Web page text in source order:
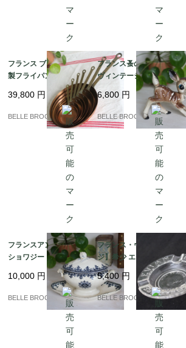
フランス ブロカント 銅
製フライパン 7点セッ
ト 蚤の市 銅鍋 コッパ
ーパン｜フランス発送
（到着まで2-3週間）
39,800 円
BELLE BROCANTE
フランス蚤の市 50-60s
ヴィンテージ 小鹿のフ
ィギュリン バンビ 置物
レトロ｜フランス発送
（到着まで2-3週間）
6,800 円
BELLE BROCANTE
フランスアンティーク
ショワジー・ル・ロワ
"GAGNY" ソースポッ
ト / ソーシエール 蓋付
｜フランス発送（到着
10,000 円
BELLE BROCANTE
フランス・ヴィンテー
ジ】希少 エビアン(evia
n) CACHAT ガラス灰
皿 / 蚤の市 1960-70s｜
フランス発送（到着ま
5,400 円
BELLE BROCANTE